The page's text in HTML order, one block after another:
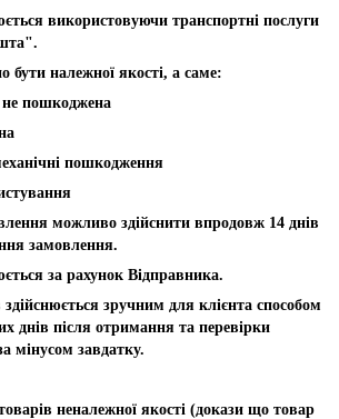
використовуючи транспортні послуги
бути належної якості, а саме:
пошкоджена
пошкодження
можливо здійснити впродовж 14 днів
замовлення.
за рахунок Відправника.
зручним для клієнта способом
днів після отримання та перевірки
мінусом завдатку.
неналежної якості (докази що товар